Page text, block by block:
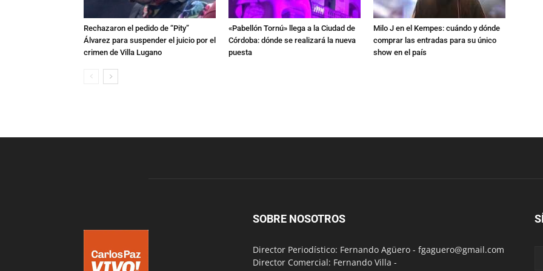
Rechazaron el pedido de “Pity”
Álvarez para suspender el juicio por el
crimen de Villa Lugano
«Pabellón Tornú» llega a la Ciudad de
Córdoba: dónde se realizará la nueva
puesta
Milo J en el Kempes: cuándo y dónde
comprar las entradas para su único
show en el país
SOBRE NOSOTROS
Director Periodístico: Fernando Agüero - fgaguero@gmail.com
Director Comercial: Fernando Villa -